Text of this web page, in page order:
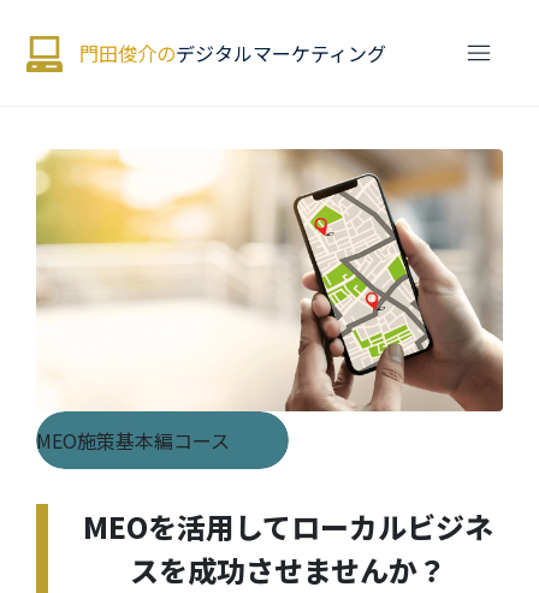
門田俊介のデジタルマーケティング
MEO施策基本編コース
MEOを活用してローカルビジネ
スを成功させませんか？